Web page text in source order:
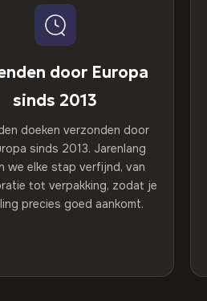
door Europa
sinds 2013
doeken verzonden door
sinds 2013. Jarenlang
we elke stap verfijnd, van
tot verpakking, zodat je
precies goed aankomt.